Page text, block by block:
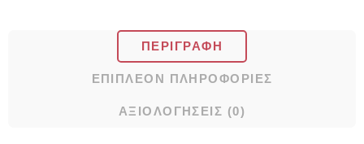
ΠΕΡΙΓΡΑΦΉ
ΕΠΙΠΛΈΟΝ ΠΛΗΡΟΦΟΡΊΕΣ
ΑΞΙΟΛΟΓΉΣΕΙΣ (0)